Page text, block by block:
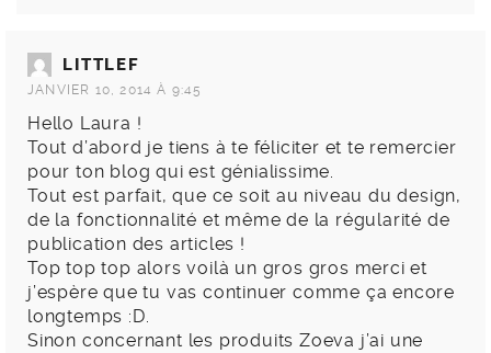
LITTLEF
JANVIER 10, 2014 À 9:45
Hello Laura !
Tout d’abord je tiens à te féliciter et te remercier
pour ton blog qui est génialissime.
Tout est parfait, que ce soit au niveau du design,
de la fonctionnalité et même de la régularité de
publication des articles !
Top top top alors voilà un gros gros merci et
j’espère que tu vas continuer comme ça encore
longtemps :D.
Sinon concernant les produits Zoeva j’ai une